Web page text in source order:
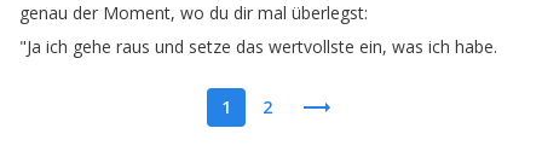
genau der Moment, wo du dir mal überlegst:
"Ja ich gehe raus und setze das wertvollste ein, was ich habe.
1 2